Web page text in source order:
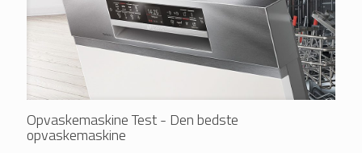
Opvaskemaskine Test - Den bedste
opvaskemaskine